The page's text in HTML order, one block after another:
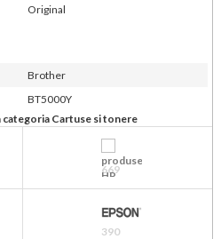
Original
Brother
BT5000Y
categoria Cartuse si tonere
669
390